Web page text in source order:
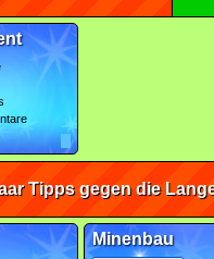
Tipps gegen die
Minenbau